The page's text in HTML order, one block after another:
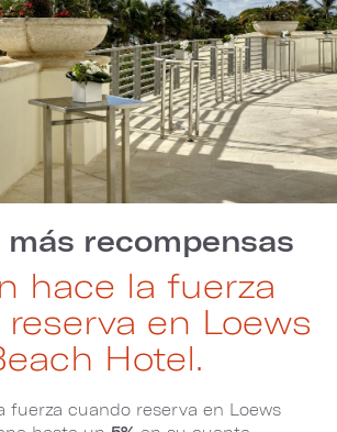
más recompensas
hace la fuerza
en Loews
Hotel.
fuerza cuando reserva en Loews